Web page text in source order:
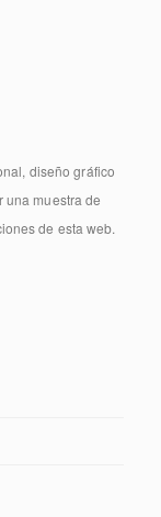
diseño gráfico
una muestra de
de esta web.